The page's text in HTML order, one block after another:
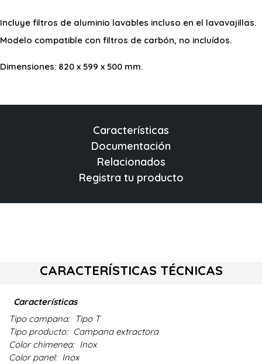
Incluye filtros de aluminio lavables incluso en el lavavajillas.
Modelo compatible con filtros de carbón, no incluídos.
Dimensiones: 820 x 599 x 500 mm.
Características
Documentación
Relacionados
Registra tu producto
CARACTERÍSTICAS TÉCNICAS
Características
Tipo campana: Tipo T
Tipo producto: Campana extractora
Color chimenea: Inox
Color panel: Inox